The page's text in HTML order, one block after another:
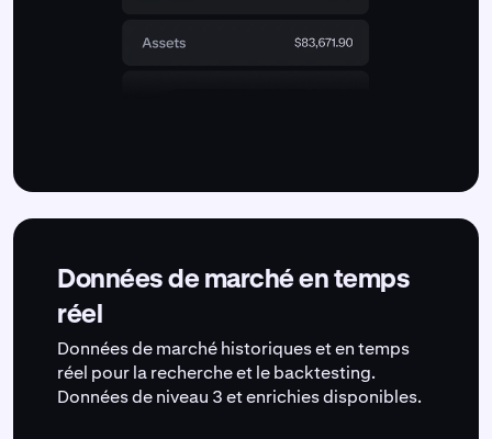
Données de marché en temps
réel
Données de marché historiques et en temps
réel pour la recherche et le backtesting.
Données de niveau 3 et enrichies disponibles.